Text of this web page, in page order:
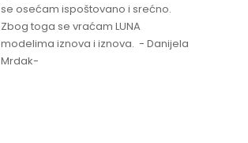
se osećam ispoštovano i srećno.
Zbog toga se vraćam LUNA
modelima iznova i iznova. - Danijela
Mrdak-